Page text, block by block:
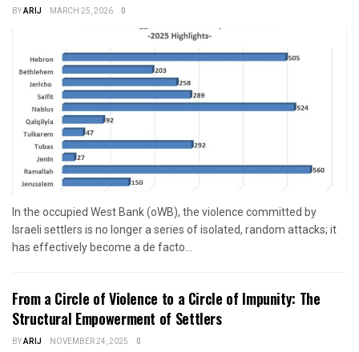
BYARIJ MARCH 25, 2026 0
In the occupied West Bank (oWB), the violence committed by
Israeli settlers is no longer a series of isolated, random attacks; it
has effectively become a de facto...
From a Circle of Violence to a Circle of Impunity: The
Structural Empowerment of Settlers
BYARIJ NOVEMBER 24, 2025 0